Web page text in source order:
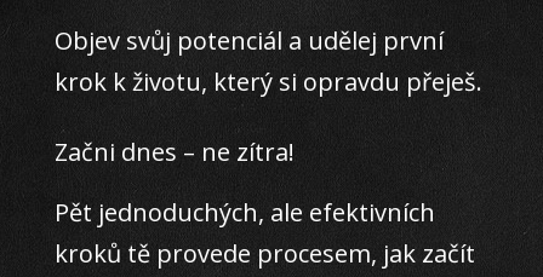
Objev svůj potenciál a udělej první
krok k životu, který si opravdu přeješ.
Začni dnes – ne zítra!
Pět jednoduchých, ale efektivních
kroků tě provede procesem, jak začít